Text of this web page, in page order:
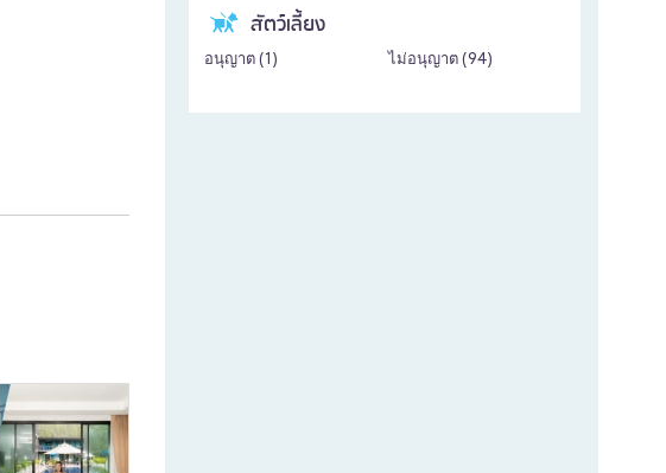
สัตว์เลี้ยง
อนุญาต (1 ) ไม่อนุญาต ( 94)